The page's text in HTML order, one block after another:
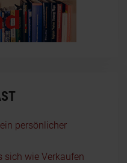
persönlicher
sich wie Verkaufen